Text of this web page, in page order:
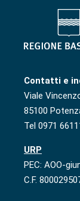
Contatti e
Viale
85100
Tel 0971
URP
PEC: AOO-
C.F.